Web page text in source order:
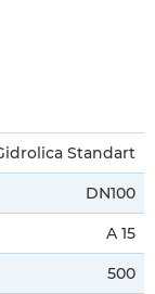
Standart
DN100
A 15
500